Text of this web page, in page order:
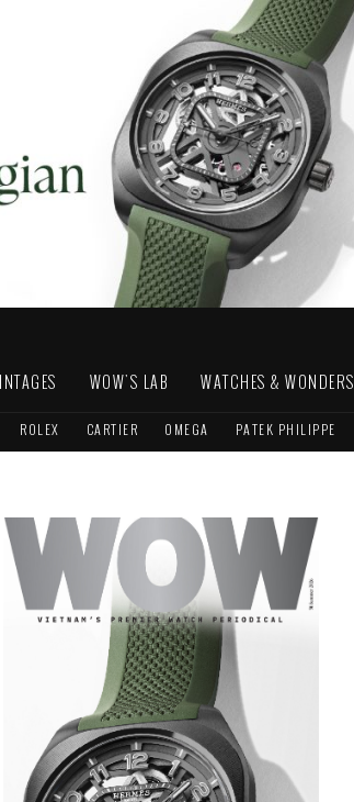
WOW'S LAB WATCHES & WONDERS
ROLEX CARTIER OMEGA PATEK PHILIPPE